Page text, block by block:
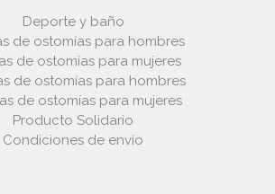
Deporte y baño
de ostomías para hombres
de ostomías para mujeres
de ostomías para hombres
de ostomías para mujeres
Producto Solidario
Condiciones de envío